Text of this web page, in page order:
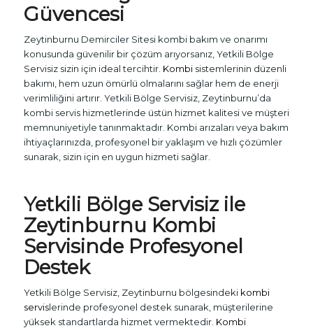
Güvencesi
Zeytinburnu Demirciler Sitesi kombi bakım ve onarımı
konusunda güvenilir bir çözüm arıyorsanız, Yetkili Bölge
Servisiz sizin için ideal tercihtir. Kombisistemlerinin düzenli
bakımı, hem uzun ömürlü olmalarını sağlar hem de enerji
verimliliğini artırır. Yetkili Bölge Servisiz, Zeytinburnu’da
kombi servis hizmetlerinde üstün hizmet kalitesi ve müşteri
memnuniyetiyle tanınmaktadır. Kombi arızaları veya bakım
ihtiyaçlarınızda, profesyonel bir yaklaşım ve hızlı çözümler
sunarak, sizin için en uygun hizmeti sağlar.
Yetkili Bölge Servisiz ile
Zeytinburnu Kombi
Servisinde Profesyonel
Destek
Yetkili Bölge Servisiz, Zeytinburnu bölgesindeki kombi
servislerinde profesyonel destek sunarak, müşterilerine
yüksek standartlarda hizmet vermektedir. Kombi